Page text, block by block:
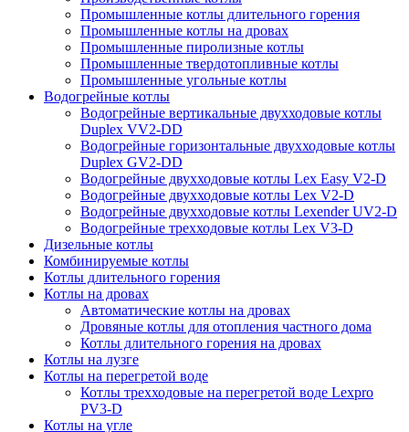
Промышленные котлы длительного горения
Промышленные котлы на дровах
Промышленные пиролизные котлы
Промышленные твердотопливные котлы
Промышленные угольные котлы
Водогрейные котлы
Водогрейные вертикальные двухходовые котлы
Duplex VV2-DD
Водогрейные горизонтальные двухходовые котлы
Duplex GV2-DD
Водогрейные двухходовые котлы Lex Easy V2-D
Водогрейные двухходовые котлы Lex V2-D
Водогрейные двухходовые котлы Lexender UV2-D
Водогрейные трехходовые котлы Lex V3-D
Дизельные котлы
Комбинируемые котлы
Котлы длительного горения
Котлы на дровах
Автоматические котлы на дровах
Дровяные котлы для отопления частного дома
Котлы длительного горения на дровах
Котлы на лузге
Котлы на перегретой воде
Котлы трехходовые на перегретой воде Lexpro
PV3-D
Котлы на угле